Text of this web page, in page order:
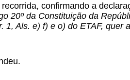
confirmando a
20º da Constituição da
1, Als. e) f) e o) do ETAF,